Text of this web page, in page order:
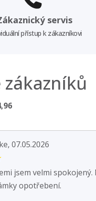
servis
přístup k zákazníkovi
zákazníků
07.05.2026
jsem velmi spokojený.
opotřebení.